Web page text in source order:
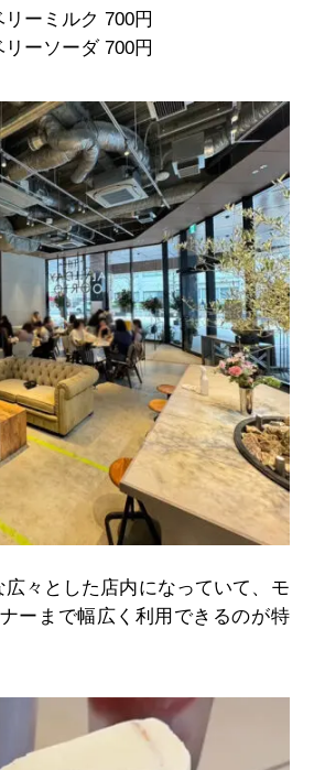
ーミルク 700円
リーソーダ700円
々とした店内になっていて、モ
ーまで幅広く利用できるのが特